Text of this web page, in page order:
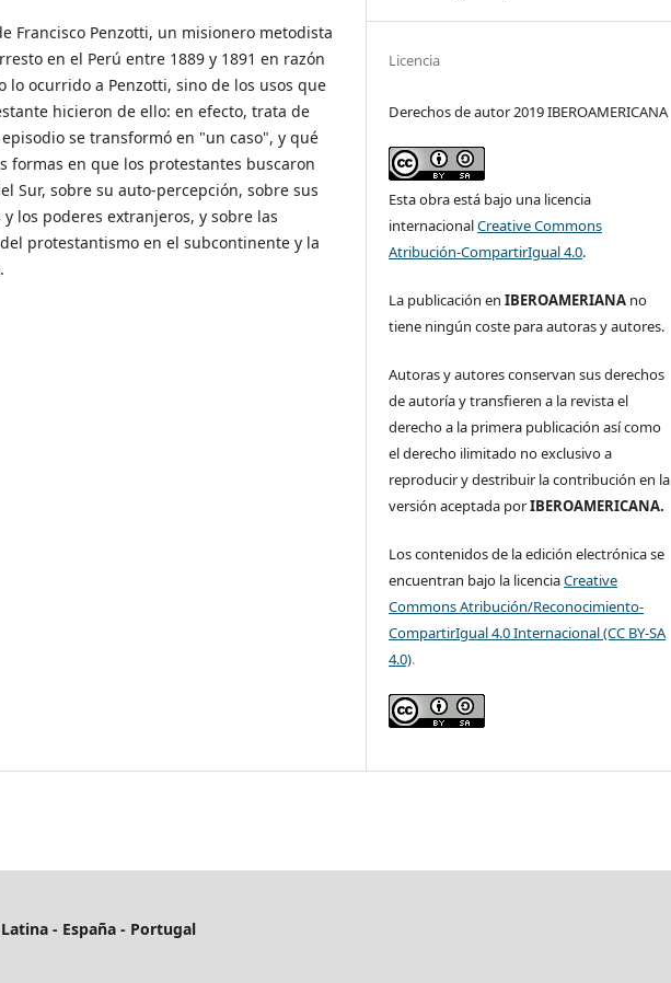
Francisco Penzotti, un misionero metodista
en el Perú entre 1889 y 1891 en razón
lo ocurrido a Penzotti, sino de los usos que
hicieron de ello: en efecto, trata de
se transformó en "un caso", y qué
formas en que los protestantes buscaron
Sur, sobre su auto-percepción, sobre sus
los poderes extranjeros, y sobre las
protestantismo en el subcontinente y la
Licencia
Derechos de autor 2019 IBEROAMERICANA
Esta obra está bajo una licencia
internacionalCreative Commons
Atribución-CompartirIgual 4.0.
La publicación enIBEROAMERIANA no
tiene ningún coste para autoras y autores.
Autoras y autores conservan sus derechos
de autoría y transfieren a la revista el
derecho a la primera publicación así como
el derecho ilimitado no exclusivo a
reproducir y destribuir la contribución en la
versión aceptada porIBEROAMERICANA.
Los contenidos de la edición electrónica se
encuentran bajo la licenciaCreative
Commons Atribución/Reconocimiento-
CompartirIgual 4.0 Internacional (CC BY-SA
4.0).
- España - Portugal